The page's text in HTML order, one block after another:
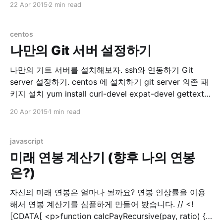
https://github.com/rvm/rvm/archive/1.26.11.tar.gz
https://github.com/rvm/rvm/releases/download/1.26.1
1/
22 Apr 2015 2 min read
centos
나만의 Git 서버 설정하기
나만의 기트 서버를 설치해보자. ssh와 연동하기 Git
server 설정하기. centos 에 설치하기 git server 의존 패
키지 설치 yum install curl-devel expat-devel gettext-
git-core 리눅스에 git 계정 만들기 adduser git passwd
20 Apr 2015 1 min read
javascript
미래 연봉 계산기 (향후 나의 연봉
은?)
자신의 미래 연봉은 얼마나 될까요? 연봉 인상률을 이용
해서 연봉 계산기를 심플하게 만들어 봤습니다. // <!
[CDATA[ <p>function calcPayRecursive(pay, ratio) {